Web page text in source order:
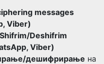
messages
Viber)
Deshifrim
Viber)
дешифрирање на